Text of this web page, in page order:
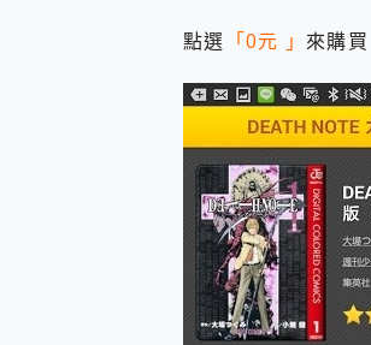
點選 「0元 」 來購